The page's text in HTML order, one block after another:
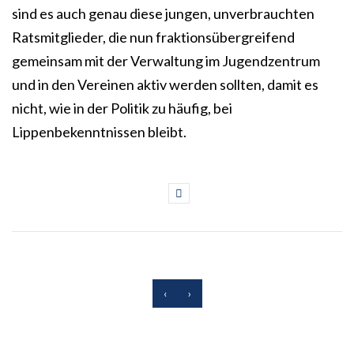
sind es auch genau diese jungen, unverbrauchten
Ratsmitglieder, die nun fraktionsübergreifend
gemeinsam mit der Verwaltung im Jugendzentrum
und in den Vereinen aktiv werden sollten, damit es
nicht, wie in der Politik zu häufig, bei
Lippenbekenntnissen bleibt.
‹ ›